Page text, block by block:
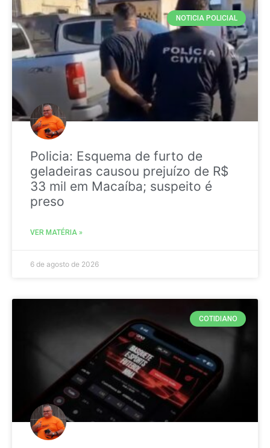
NOTICIA POLICIAL
Policia: Esquema de furto de
geladeiras causou prejuízo de R$
33 mil em Macaíba; suspeito é
preso
VER MATÉRIA »
6 de agosto de 2026
COTIDIANO